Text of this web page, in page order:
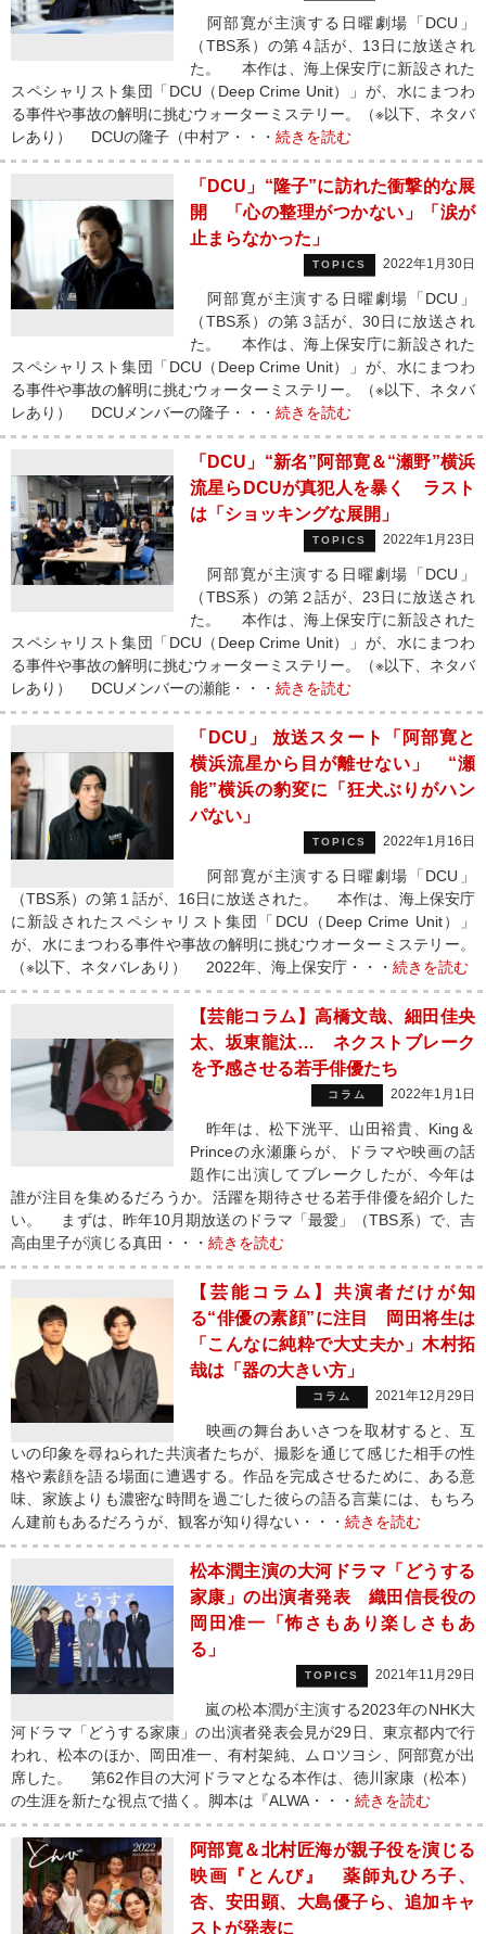
阿部寛が主演する日曜劇場「DCU」
（TBS系）の第４話が、13日に放送され
た。 本作は、海上保安庁に新設された
スペシャリスト集団「DCU（Deep Crime Unit）」が、水にまつわ
る事件や事故の解明に挑むウォーターミステリー。（※以下、ネタバ
レあり） DCUの隆子（中村ア・・・ 続きを読む
「DCU」“隆子”に訪れた衝撃的な展
開 「心の整理がつかない」「涙が
止まらなかった」
TOPICS 2022年1月30日
阿部寛が主演する日曜劇場「DCU」
（TBS系）の第３話が、30日に放送され
た。 本作は、海上保安庁に新設された
スペシャリスト集団「DCU（Deep Crime Unit）」が、水にまつわ
る事件や事故の解明に挑むウォーターミステリー。（※以下、ネタバ
レあり） DCUメンバーの隆子・・・ 続きを読む
「DCU」“新名”阿部寛＆“瀬野”横浜
流星らDCUが真犯人を暴く ラスト
は「ショッキングな展開」
TOPICS 2022年1月23日
阿部寛が主演する日曜劇場「DCU」
（TBS系）の第２話が、23日に放送され
た。 本作は、海上保安庁に新設された
スペシャリスト集団「DCU（Deep Crime Unit）」が、水にまつわ
る事件や事故の解明に挑むウォーターミステリー。（※以下、ネタバ
レあり） DCUメンバーの瀬能・・・ 続きを読む
「DCU」 放送スタート「阿部寛と
横浜流星から目が離せない」 “瀬
能”横浜の豹変に「狂犬ぶりがハン
パない」
TOPICS 2022年1月16日
阿部寛が主演する日曜劇場「DCU」
（TBS系）の第１話が、16日に放送された。 本作は、海上保安庁
に新設されたスペシャリスト集団「DCU（Deep Crime Unit）」
が、水にまつわる事件や事故の解明に挑むウオーターミステリー。
（※以下、ネタバレあり） 2022年、海上保安庁・・・ 続きを読む
【芸能コラム】高橋文哉、細田佳央
太、坂東龍汰… ネクストブレーク
を予感させる若手俳優たち
コラム 2022年1月1日
昨年は、松下洸平、山田裕貴、King＆
Princeの永瀬廉らが、ドラマや映画の話
題作に出演してブレークしたが、今年は
誰が注目を集めるだろうか。活躍を期待させる若手俳優を紹介した
い。 まずは、昨年10月期放送のドラマ「最愛」（TBS系）で、吉
高由里子が演じる真田・・・ 続きを読む
【芸能コラム】共演者だけが知
る“俳優の素顔”に注目 岡田将生は
「こんなに純粋で大丈夫か」木村拓
哉は「器の大きい方」
コラム 2021年12月29日
映画の舞台あいさつを取材すると、互
いの印象を尋ねられた共演者たちが、撮影を通じて感じた相手の性
格や素顔を語る場面に遭遇する。作品を完成させるために、ある意
味、家族よりも濃密な時間を過ごした彼らの語る言葉には、もちろ
ん建前もあるだろうが、観客が知り得ない・・・ 続きを読む
松本潤主演の大河ドラマ「どうする
家康」の出演者発表 織田信長役の
岡田准一「怖さもあり楽しさもあ
る」
TOPICS 2021年11月29日
嵐の松本潤が主演する2023年のNHK大
河ドラマ「どうする家康」の出演者発表会見が29日、東京都内で行
われ、松本のほか、岡田准一、有村架純、ムロツヨシ、阿部寛が出
席した。 第62作目の大河ドラマとなる本作は、徳川家康（松本）
の生涯を新たな視点で描く。脚本は『ALWA・・・ 続きを読む
阿部寛＆北村匠海が親子役を演じる
映画『とんび』 薬師丸ひろ子、
杏、安田顕、大島優子ら、追加キャ
ストが発表に